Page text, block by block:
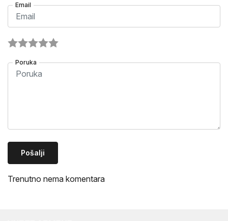
Email
Poruka
Pošalji
Trenutno nema komentara